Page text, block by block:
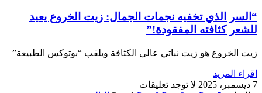
“السر الذي تخفيه نجمات الجمال: زيت الخروع يعيد
للشعر كثافته المفقودة!”
زيت الخروع هو زيت نباتي عالى الكثافة ويلقب “بوتوكس الطبيعة”
اقراء المزيد
7 ديسمبر، 2025
لا توجد تعليقات